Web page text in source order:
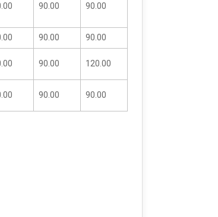
90.00 90.00
90.00 90.00
90.00 120.00
90.00 90.00